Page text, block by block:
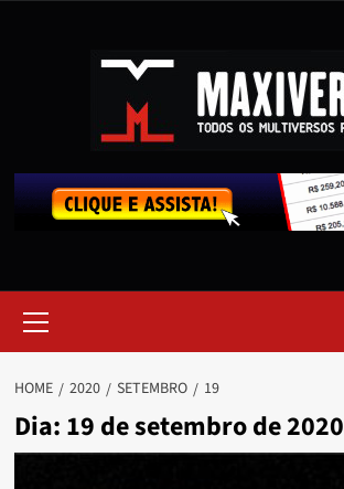
HOME 2020 SETEMBRO 19
Dia: 19 de setembro de 2020